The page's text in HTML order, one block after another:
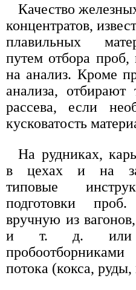
Качество
концентратов,
плавильных
путем отбора проб,
на анализ. Кроме
анализа,
рассева, если
кусковатость
На рудниках,
в цехах и на
типовые
подготовки
вручную из
и т. д. или
потока (кокса, руды,